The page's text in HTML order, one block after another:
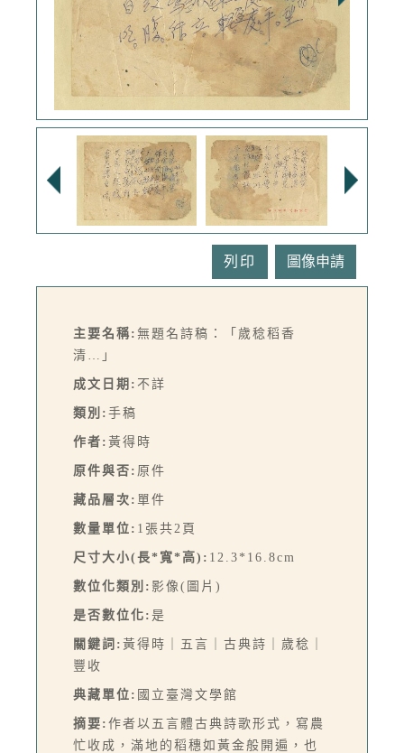
列印
主要名稱: 無題名詩稿：「歲稔稻香
清…」
成文日期: 不詳
類別: 手稿
作者: 黃得時
原件與否: 原件
藏品層次: 單件
數量單位: 1張共2頁
尺寸大小(長*寬*高): 12.3*16.8cm
數位化類別: 影像(圖片)
是否數位化: 是
關鍵詞: 黃得時｜五言｜古典詩｜歲稔｜
豐收
典藏單位: 國立臺灣文學館
摘要: 作者以五言體古典詩歌形式，寫農
忙收成，滿地的稻穗如黃金般開遍，也